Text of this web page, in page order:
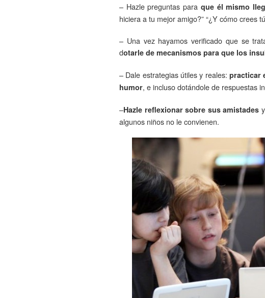
– Hazle preguntas para que él mismo
hiciera a tu mejor amigo?” “¿Y cómo crees
– Una vez hayamos verificado que se
dotarle de mecanismos para que los
– Dale estrategias útiles y reales: practicar
humor, e incluso dotándole de respuestas
–Hazle reflexionar sobre sus amistades
algunos niños no le convienen.